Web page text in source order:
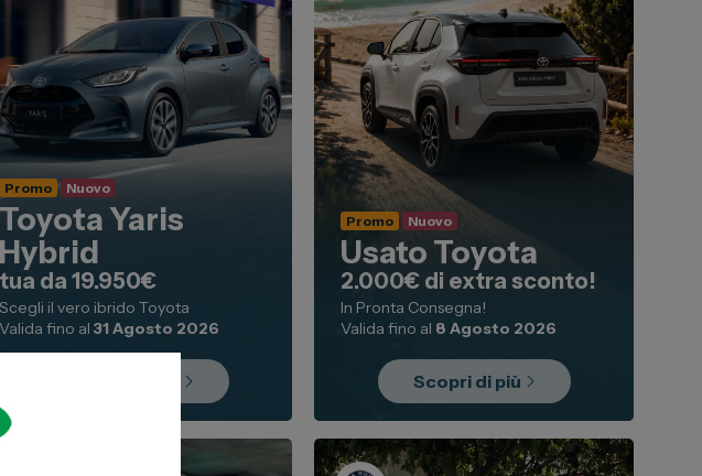
Promo Nuovo
Toyota Yaris
Hybrid
tua da 19.950€
Scegli il vero ibrido Toyota
Valida fino al 31 Agosto 2026
Promo Nuovo
Usato Toyota
2.000€ di extra sconto!
In Pronta Consegna!
Valida fino al 8 Agosto 2026
Scopri di più